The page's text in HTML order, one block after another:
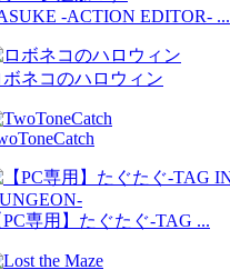
-ACTION EDITOR- ...
ボネコのハロウィン
PC専用】たぐたぐ-TAG ...